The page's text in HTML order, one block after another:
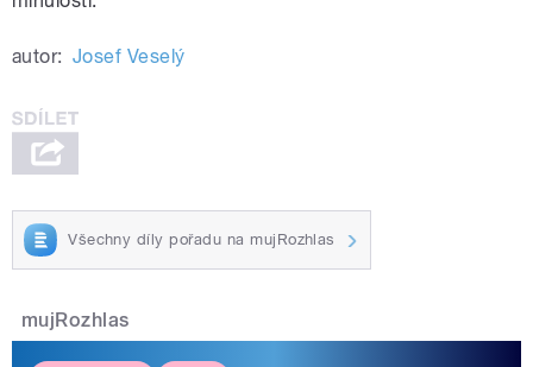
autor: Josef Veselý
Všechny díly pořadu na mujRozhlas
mujRozhlas